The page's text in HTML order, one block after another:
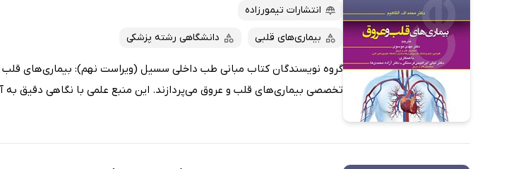
انتشارات تیمورزاده
بیماری‌های قلبی دانشگاهی رشته پزشکی
گروه نویسندگان کتاب مبانی طب داخلی سسیل (ویراست نهم): بیماری‌های قلب
تخصصی بیماری‌های قلب و عروق می‌پردازند. این منبع علمی با نگاهی دقیق به